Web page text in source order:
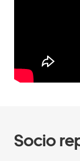
Socio